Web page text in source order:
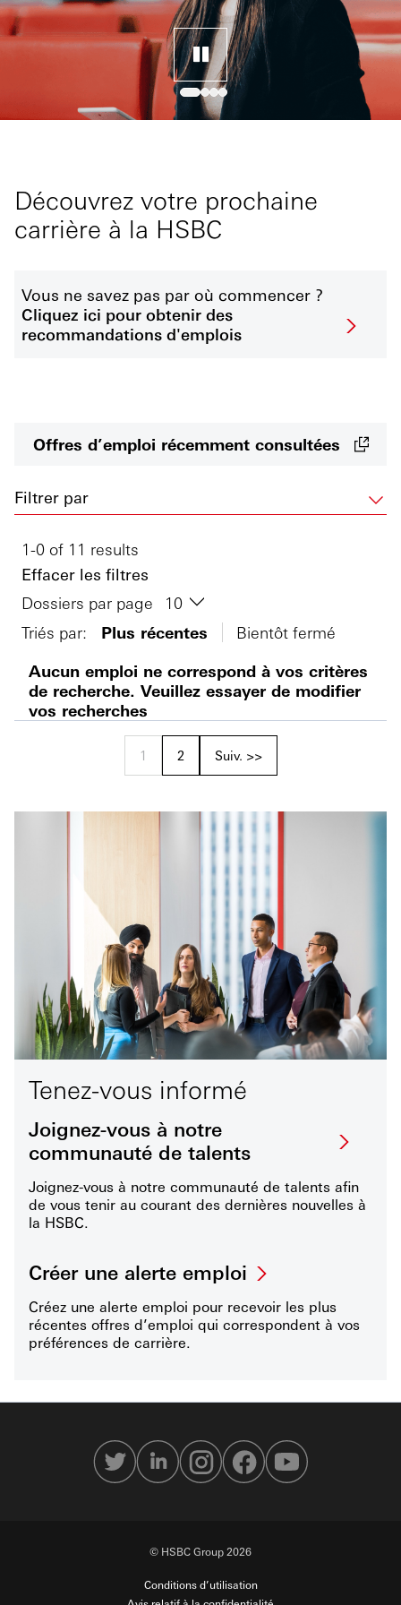
Découvrez votre prochaine
carrière à la HSBC
Vous ne savez pas par où commencer ?
Cliquez ici pour obtenir des
recommandations d'emplois
Offres d’emploi récemment consultées
Filtrer par
1-0 of 11 results
Effacer les filtres
Dossiers par page
Triés par:
Plus récentes
Bientôt fermé
Aucun emploi ne correspond à vos critères
de recherche. Veuillez essayer de modifier
vos recherches
1 2 Suiv. >>
Tenez-vous informé
Joignez-vous à notre
communauté de talents
Joignez-vous à notre communauté de talents afin
de vous tenir au courant des dernières nouvelles à
la HSBC.
Créer une alerte emploi
Créez une alerte emploi pour recevoir les plus
récentes offres d’emploi qui correspondent à vos
préférences de carrière.
© HSBC Group 2026
Conditions d’utilisation